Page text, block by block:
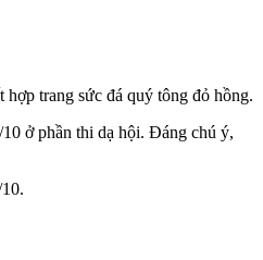
trang sức đá quý tông đỏ hồng.
ở phần thi dạ hội. Đáng chú ý,